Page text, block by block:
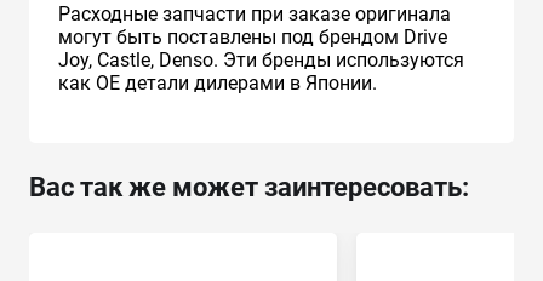
Расходные запчасти при заказе оригинала
могут быть поставлены под брендом Drive
Joy, Castle, Denso. Эти бренды используются
как ОЕ детали дилерами в Японии.
Вас так же может заинтересовать: